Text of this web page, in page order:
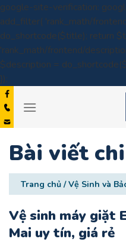
google-site-verification:
add_filter( 'rank_math/
do_shortcode($title); return
'rank_math/frontend/
$description =
});
to
content
Bài viết
Trang chủ /Vệ Sinh và
Vệ sinh máy giặt
Mai uy tín, giá rẻ